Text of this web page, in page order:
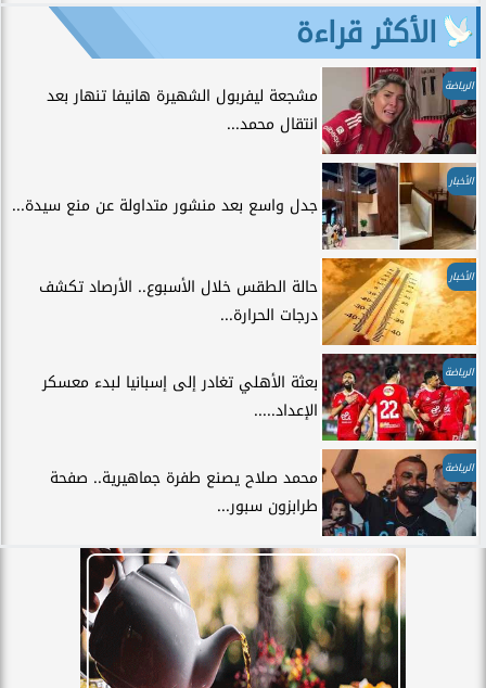
الأكثر قراءة
الرياضة
مشجعة ليفربول الشهيرة هانيفا تنهار بعد
انتقال محمد...
الأخبار
جدل واسع بعد منشور متداولة عن منع سيدة...
الأخبار
حالة الطقس خلال الأسبوع.. الأرصاد تكشف
درجات الحرارة...
الرياضة
بعثة الأهلي تغادر إلى إسبانيا لبدء معسكر
الإعداد.....
الرياضة
محمد صلاح يصنع طفرة جماهيرية.. صفحة
طرابزون سبور...